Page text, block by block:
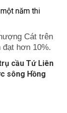
Cát trên
hơn 10%.
cầu Tứ Liên
sông Hồng